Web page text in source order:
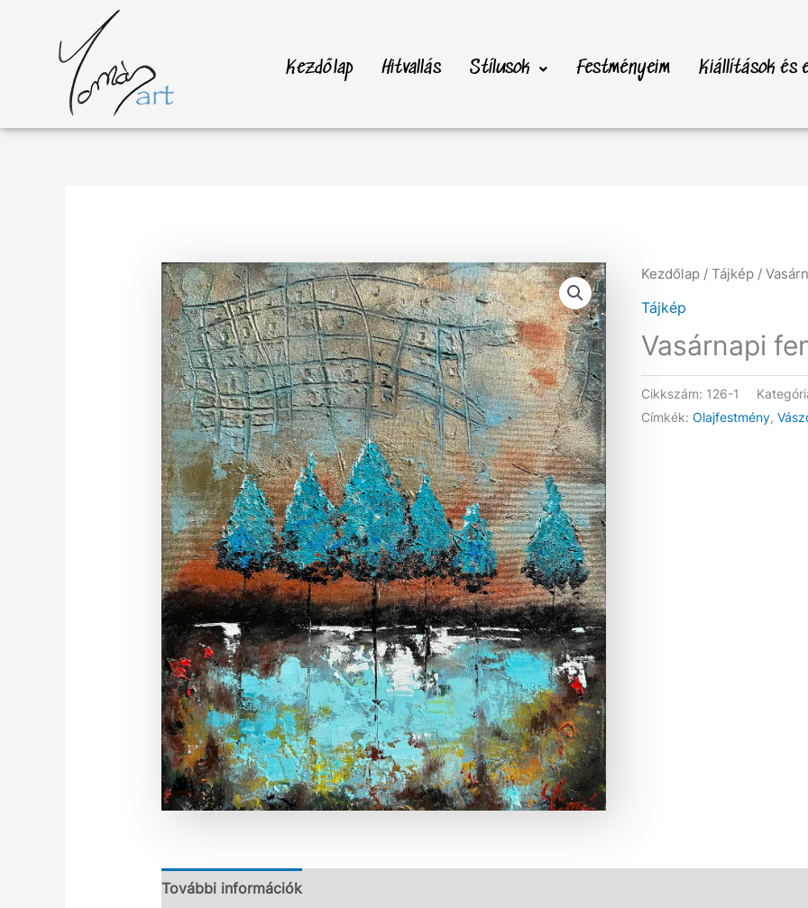
Kezdőlap Hitvallás Stílusok Festményeim Kiállítások és
Kezdőlap /Tájkép /
Tájkép
Vasárnapi
Cikkszám: 126-1
Címkék:Olajfestmény,
További információk